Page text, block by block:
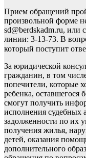
Прием обращений
произвольной форме
sd@berdskadm.ru, или
линии: 3-13-73. В
который поступит
За юридической
гражданин, в том
попечители, которые
ребенка, оставшегося
смогут получить
исполнения судебных
задолженности по их
получения жилья,
детей, оказания
дополнительного